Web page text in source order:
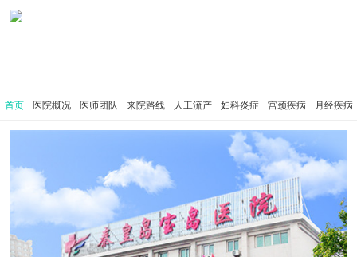
首页 医院概况 医师团队 来院路线 人工流产 妇科炎症 宫颈疾病 月经疾病